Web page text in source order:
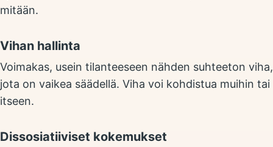
mitään.
Vihan hallinta
Voimakas, usein tilanteeseen nähden suhteeton viha,
jota on vaikea säädellä. Viha voi kohdistua muihin tai
itseen.
Dissosiatiiviset kokemukset